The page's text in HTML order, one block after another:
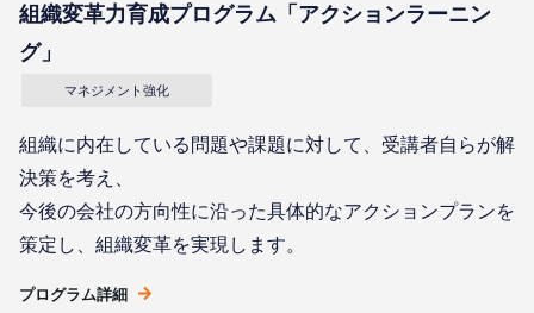
組織変革力育成プログラム「アクションラーニン
グ」
マネジメント強化
組織に内在している問題や課題に対して、受講者自らが解
決策を考え、
今後の会社の方向性に沿った具体的なアクションプランを
策定し、組織変革を実現します。
プログラム詳細